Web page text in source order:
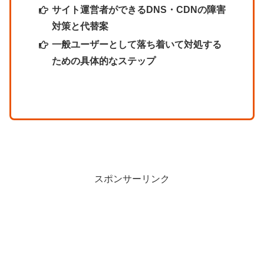
サイト運営者ができるDNS・CDNの障害
対策と代替案
一般ユーザーとして落ち着いて対処する
ための具体的なステップ
スポンサーリンク